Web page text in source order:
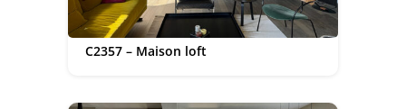
C2357 – Maison loft